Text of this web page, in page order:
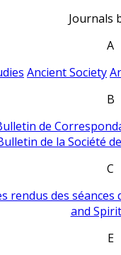
Journals
A
Ancient Society
B
de
de la Société
C
rendus des
and
E